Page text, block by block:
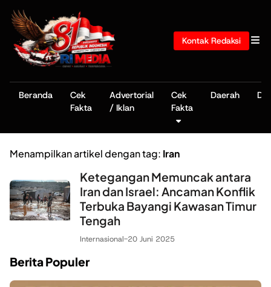
Kontak Redaksi
Beranda
Cek
Fakta
Advertorial
/ Iklan
Cek
Fakta
Daerah
Menampilkan artikel dengan tag: Iran
Ketegangan Memuncak antara
Iran dan Israel: Ancaman Konflik
Terbuka Bayangi Kawasan Timur
Tengah
Internasional-20 Juni 2025
Berita Populer